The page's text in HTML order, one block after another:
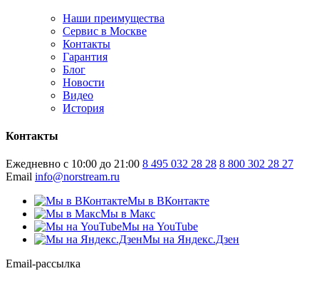
Наши преимущества
Сервис в Москве
Контакты
Гарантия
Блог
Новости
Видео
История
Контакты
Ежедневно с 10:00 до 21:00 8 495 032 28 28 8 800 302 28 27
Email info@norstream.ru
Мы в ВКонтакте
Мы в Макс
Мы на YouTube
Мы на Яндекс.Дзен
Email-рассылка